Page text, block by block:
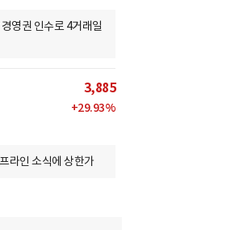
영권 인수로 4거래일
3,885
+29.93%
라인 소식에 상한가